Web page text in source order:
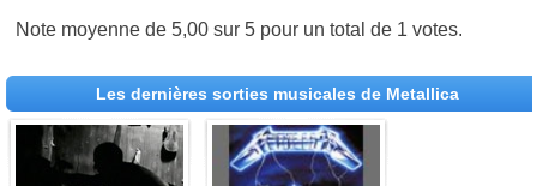
Note moyenne de5,00 sur5 pour un total de 1 votes.
Les dernières sorties musicales de Metallica